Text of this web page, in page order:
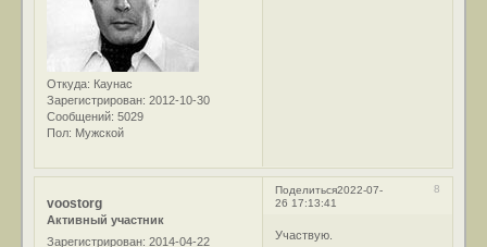
Откуда: Каунас
Зарегистрирован: 2012-10-30
Сообщений: 5029
Пол: Мужской
Поделиться 8
2022-07-
26 17:13:41
voostorg
Активный участник
Зарегистрирован: 2014-04-22
Участвую.